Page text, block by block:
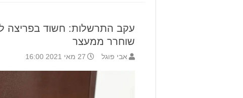
עקב התרשלות: חשוד בפריצה
שוחרר ממעצר
אבי פוגל 27 מאי 2021 16:00